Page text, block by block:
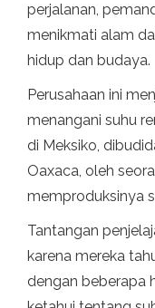
perjalanan,
menikmati alam
hidup dan budaya.
Perusahaan ini
menangani suhu
di Meksiko,
Oaxaca, oleh
memproduksinya
Tantangan
karena mereka
dengan beberapa